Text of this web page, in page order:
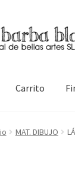
Carrito
CarritoFinalizar
MAT. DIBUJO